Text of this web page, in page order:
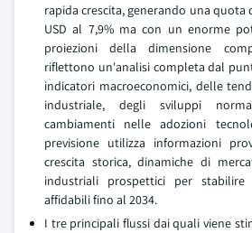
rapida crescita, generando una quota
USD al 7,9% ma con un enorme
proiezioni della dimensione
riflettono un'analisi completa dal
indicatori macroeconomici, delle
industriale, degli sviluppi
cambiamenti nelle adozioni
previsione utilizza informazioni
crescita storica, dinamiche di
industriali prospettici per
affidabili fino al 2034.
I tre principali flussi dai quali viene